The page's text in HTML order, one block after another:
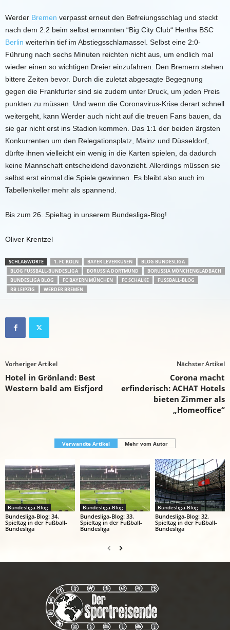
Werder Bremen verpasst erneut den Befreiungsschlag und steckt
nach dem 2:2 beim selbst ernannten “Big City Club“ Hertha BSC
Berlin weiterhin tief im Abstiegsschlamassel. Selbst eine 2:0-
Führung nach sechs Minuten reichten nicht aus, um endlich mal
wieder einen so wichtigen Dreier einzufahren. Den Bremern stehen
bittere Zeiten bevor. Durch die zuletzt abgesagte Begegnung
gegen die Frankfurter sind sie zudem unter Druck, um jeden Preis
punkten zu müssen. Und wenn die Coronavirus-Krise derart schnell
weitergeht, kann Werder auch nicht auf die treuen Fans bauen, da
sie gar nicht erst ins Stadion kommen. Das 1:1 der beiden ärgsten
Konkurrenten um den Relegationsplatz, Mainz und Düsseldorf,
dürfte ihnen vielleicht ein wenig in die Karten spielen, da dadurch
keine Mannschaft entscheidend davonzieht. Allerdings müssen sie
selbst erst einmal die Spiele gewinnen. Es bleibt also auch im
Tabellenkeller mehr als spannend.
Bis zum 26. Spieltag in unserem Bundesliga-Blog!
Oliver Krentzel
SCHLAGWORTE 1. FC KÖLN BAYER LEVERKUSEN
BLOG BUNDESLIGA
BLOG FUSSBALL-BUNDESLIGA
BORUSSIA DORTMUND
BORUSSIA MÖNCHENGLADBACH
BUNDESLIGA BLOG
FC BAYERN MÜNCHEN FC SCHALKE
FUSSBALL-BLOG
RB LEIPZIG
WERDER BREMEN
Vorheriger Artikel
Hotel in Grönland: Best
Western bald am Eisfjord
Nächster Artikel
Corona macht
erfinderisch: ACHAT Hotels
bieten Zimmer als
„Homeoffice“
Verwandte Artikel Mehr vom Autor
Bundesliga-Blog
Bundesliga-Blog: 34.
Spieltag in der Fußball-
Bundesliga
Bundesliga-Blog
Bundesliga-Blog: 33.
Spieltag in der Fußball-
Bundesliga
Bundesliga-Blog
Bundesliga-Blog: 32.
Spieltag in der Fußball-
Bundesliga